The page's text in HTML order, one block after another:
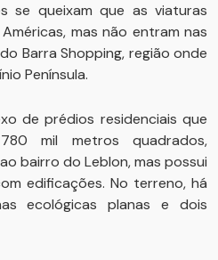
se queixam que as viaturas
mas não entram nas
Barra Shopping, região onde
Península.
de prédios residenciais que
mil metros quadrados,
bairro do Leblon, mas possui
edificações. No terreno, há
ecológicas planas e dois